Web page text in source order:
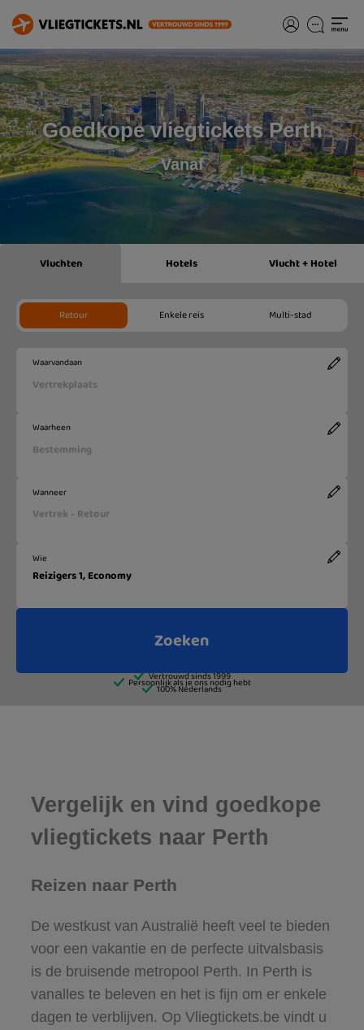
Goedkope vliegtickets Perth
Vanaf
Vergelijk en vind goedkope
vliegtickets naar Perth
Reizen naar Perth
De westkust van Australië heeft veel te bieden
voor een vakantie en de perfecte uitvalsbasis
is de bruisende metropool Perth. In Perth is
vanalles te beleven en het is fijn om er enkele
dagen te verblijven. Op Vliegtickets.be vindt u